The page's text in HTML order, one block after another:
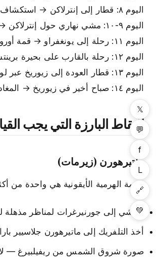
اليوم ٨: قطار إلى إنترلاكن → استكشاف مدينة المنتجع
اليوم ٩-١٠: مشي نهاري حول إنترلاكن → شينيغ بلاتي، هاردر كولم
اليوم ١١: رحلة إلى يونغفراو → قمة أوروبا، نهر أليتش الجليدي
اليوم ١٢: رحلة بالقارب على بحيرة برينتس وبحيرة ثون → السباحة في المياه الجبلية النقية
اليوم ١٣: قطار العودة إلى زيوريخ عبر لوسيرن → استكشاف مدينة لوسيرن القديمة
اليوم ١٤: صباح أخير في زيوريخ → المغادرة
النقاط البارزة التي يجب
ماتيرهورن (زيرمات)
القمة الهرمية الأيقونية هي واحدة من
المشي إلى جورنيرغرات لمناظر مذهلة
أخذ التلفريك إلى ماتيرهورن جلاسيير
صورة شروق الشمس من ريفيلبيرغ —
𝕏
💬
f
L
🔗
💚